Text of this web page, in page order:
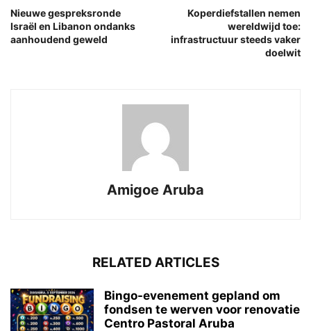
Nieuwe gespreksronde
Israël en Libanon ondanks
aanhoudend geweld
Koperdiefstallen nemen
wereldwijd toe:
infrastructuur steeds vaker
doelwit
Amigoe Aruba
RELATED ARTICLES
Bingo-evenement gepland om
fondsen te werven voor renovatie
Centro Pastoral Aruba